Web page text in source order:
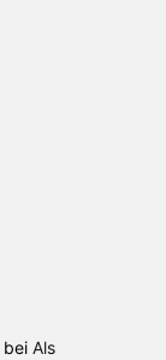
bei Als